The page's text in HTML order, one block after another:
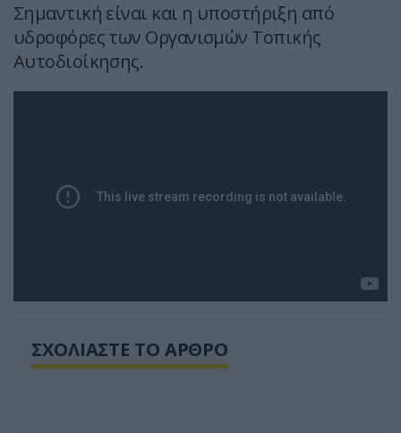
Σημαντική είναι και η υποστήριξη από
υδροφόρες των Οργανισμών Τοπικής
Αυτοδιοίκησης.
ΣΧΟΛΙΑΣΤΕ ΤΟ ΑΡΘΡΟ